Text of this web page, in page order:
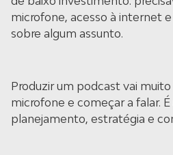
microfone, acesso à internet
sobre algum assunto.
Produzir um podcast vai
microfone e começar a falar.
planejamento, estratégia e